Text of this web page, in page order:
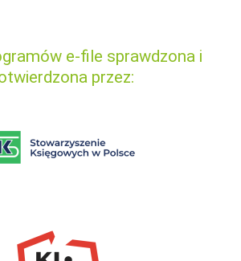
e-file sprawdzona i
przez: